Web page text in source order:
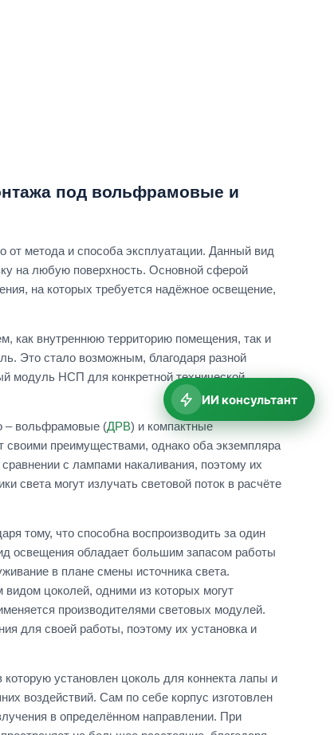
под вольфрамовые и
метода и способа эксплуатации. Данный вид
на любую поверхность. Основной сферой
на которых требуется надёжное освещение,
как внутреннюю территорию помещения, так и
Это стало возможным, благодаря разной
модуль НСП для конкретной технической
– вольфрамовые (ДРВ) и компактные
преимуществами, однако оба экземпляра
с лампами накаливания, поэтому их
света могут излучать световой поток в расчёте
тому, что способна воспроизводить за один
освещения обладает большим запасом работы
в плане смены источника света.
цоколей, одними из которых могут
производителями световых модулей.
для своей работы, поэтому их установка и
установлен цоколь для коннекта лапы и
воздействий. Сам по себе корпус изготовлен
в определённом направлении. При
ИИ консультант